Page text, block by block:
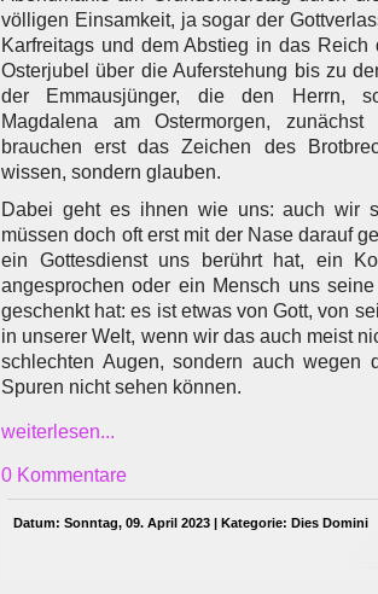
völligen Einsamkeit, ja sogar der
Karfreitags und dem Abstieg in das Reich
Osterjubel über die Auferstehung bis zu
der Emmausjünger, die den Herrn,
Magdalena am Ostermorgen,
brauchen erst das Zeichen des
wissen, sondern glauben.
Dabei geht es ihnen wie uns: auch wir
müssen doch oft erst mit der Nase darauf
ein Gottesdienst uns berührt hat, ein
angesprochen oder ein Mensch uns
geschenkt hat: es ist etwas von Gott, von
in unserer Welt, wenn wir das auch meist
schlechten Augen, sondern auch wegen
Spuren nicht sehen können.
weiterlesen...
0 Kommentare
Datum: Sonntag, 09. April 2023 | Kategorie: Dies Domini